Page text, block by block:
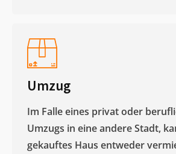
Umzug
Im Falle eines privat oder
Umzugs in eine andere Stadt,
gekauftes Haus entweder